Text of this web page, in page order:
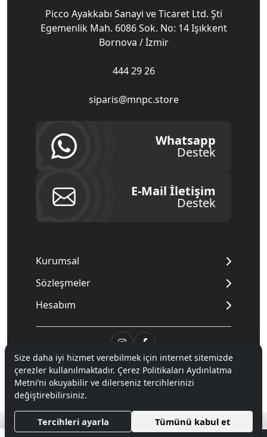
Picco Ayakkabı Sanayi ve Ticaret Ltd. Şti
Egemenlik Mah. 6086 Sok. No: 14 Işıkkent
Bornova / İzmir
444 29 26
siparis@mnpc.store
Whatsapp
Destek
E-Mail İletişim
Destek
Kurumsal
Sözleşmeler
Hesabım
© 2020Mnpc. Tüm hakları saklıdır.
Hipotenüs Yeni Nesil E-Ticaret Sistemleri ile Hazırlanmıştır.
Size daha iyi hizmet verebilmek için internet sitemizde
çerezler kullanılmaktadır. Çerez Politikaları Aydınlatma
Metni’ni okuyabilir ve dilerseniz tercihlerinizi
değiştirebilirsiniz.
Tercihleri ayarla Tümünü kabul et